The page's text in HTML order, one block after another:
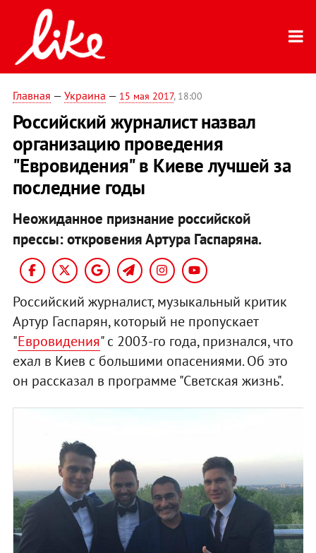
Главная — Украина — 15 мая 2017, 18:00
Российский журналист назвал
организацию проведения
"Евровидения" в Киеве лучшей за
последние годы
Неожиданное признание российской
прессы: откровения Артура Гаспаряна.
Российский журналист, музыкальный критик
Артур Гаспарян, который не пропускает
"Евровидения" с 2003-го года, признался, что
ехал в Киев с большими опасениями. Об это
он рассказал в программе "Светская жизнь".